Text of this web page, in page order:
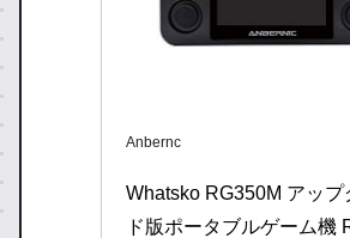
Anbernc
Whatsko RG350M アップ
ド版ポータブルゲーム機